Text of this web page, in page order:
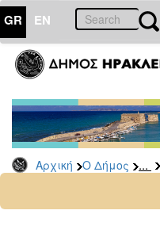
GR EN
Αρχική Ο Δήμος ...
ΔΗΜΟΣ
Υπηρεσίες
&
Φορείς
Δημοτικές
Υπηρεσίες